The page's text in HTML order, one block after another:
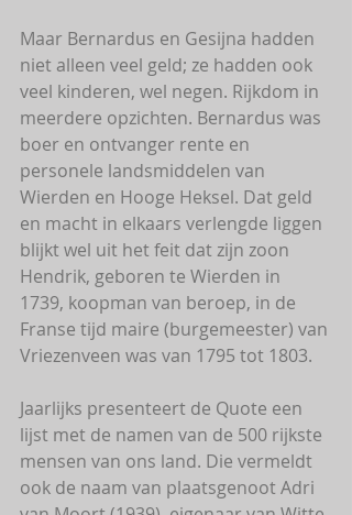
Maar Bernardus en Gesijna hadden
niet alleen veel geld; ze hadden ook
veel kinderen, wel negen. Rijkdom in
meerdere opzichten. Bernardus was
boer en ontvanger rente en
personele landsmiddelen van
Wierden en Hooge Heksel. Dat geld
en macht in elkaars verlengde liggen
blijkt wel uit het feit dat zijn zoon
Hendrik, geboren te Wierden in
1739, koopman van beroep, in de
Franse tijd maire (burgemeester) van
Vriezenveen was van 1795 tot 1803.
Jaarlijks presenteert de Quote een
lijst met de namen van de 500 rijkste
mensen van ons land. Die vermeldt
ook de naam van plaatsgenoot Adri